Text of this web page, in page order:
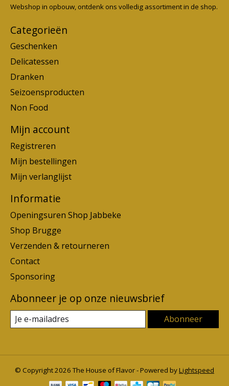
Webshop in opbouw, ontdenk ons volledig assortiment in de shop.
Categorieën
Geschenken
Delicatessen
Dranken
Seizoensproducten
Non Food
Mijn account
Registreren
Mijn bestellingen
Mijn verlanglijst
Informatie
Openingsuren Shop Jabbeke
Shop Brugge
Verzenden & retourneren
Contact
Sponsoring
Abonneer je op onze nieuwsbrief
Abonneer
© Copyright 2026 The House of Flavor - Powered byLightspeed